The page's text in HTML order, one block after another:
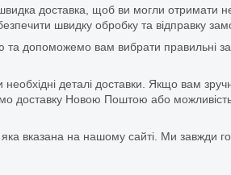
доставка, щоб ви могли отримати
швидку обробку та відправку
допоможемо вам вибрати правильні
деталі доставки. Якщо вам
доставку Новою Поштою або можливість
вказана на нашому сайті. Ми завжди